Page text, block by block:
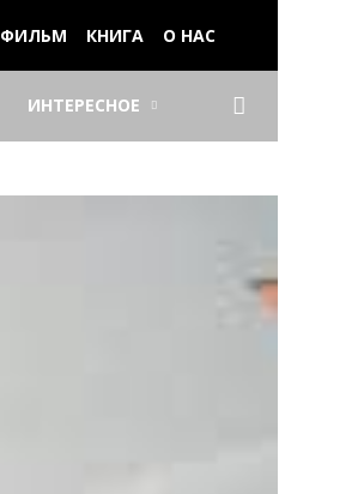
ФИЛЬМ КНИГА О НАС
ИНТЕРЕСНОЕ